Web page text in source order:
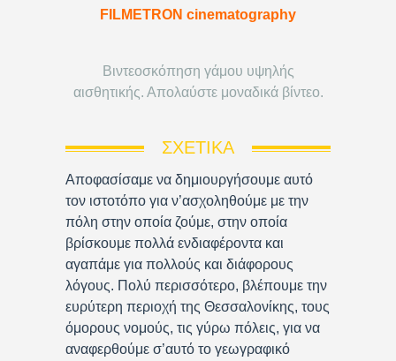
FILMETRON cinematography
Βιντεοσκόπηση γάμου υψηλής
αισθητικής. Απολαύστε μοναδικά βίντεο.
ΣΧΕΤΙΚΆ
Αποφασίσαμε να δημιουργήσουμε αυτό
τον ιστοτόπο για ν’ασχοληθούμε με την
πόλη στην οποία ζούμε, στην οποία
βρίσκουμε πολλά ενδιαφέροντα και
αγαπάμε για πολλούς και διάφορους
λόγους. Πολύ περισσότερο, βλέπουμε την
ευρύτερη περιοχή της Θεσσαλονίκης, τους
όμορους νομούς, τις γύρω πόλεις, για να
αναφερθούμε σ’αυτό το γεωγραφικό